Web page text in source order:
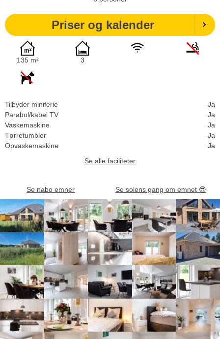
Priser og kalender
135 m² 3
Tilbyder miniferie
Ja
Parabol/kabel TV
Ja
Vaskemaskine
Ja
Tørretumbler
Ja
Opvaskemaskine
Ja
Se alle faciliteter
Se nabo emner Se solens gang om emnet 😎